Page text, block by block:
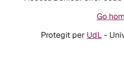
Go
Protegit per UdL-